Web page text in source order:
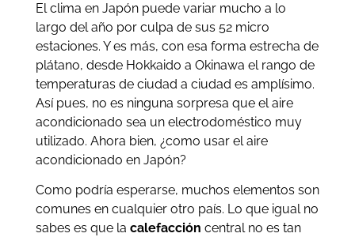
El clima en Japón puede variar mucho a lo
largo del año por culpa de sus 52 micro
estaciones. Y es más, con esa forma estrecha de
plátano, desde Hokkaido a Okinawa el rango de
temperaturas de ciudad a ciudad es amplísimo.
Así pues, no es ninguna sorpresa que el aire
acondicionado sea un electrodoméstico muy
utilizado. Ahora bien, ¿como usar el aire
acondicionado en Japón?
Como podría esperarse, muchos elementos son
comunes en cualquier otro país. Lo que igual no
sabes es que la calefacción central no es tan